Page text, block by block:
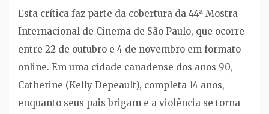
Esta crítica faz parte da cobertura da 44ª Mostra
Internacional de Cinema de São Paulo, que ocorre
entre 22 de outubro e 4 de novembro em formato
online. Em uma cidade canadense dos anos 90,
Catherine (Kelly Depeault), completa 14 anos,
enquanto seus pais brigam e a violência se torna